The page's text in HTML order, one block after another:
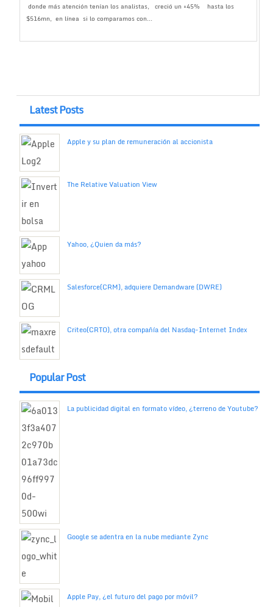
donde más atención tenían los analistas, creció un +45% hasta los
$516mn, en línea si lo comparamos con...
Latest Posts
Apple y su plan de remuneración al accionista
The Relative Valuation View
Yahoo, ¿Quien da más?
Salesforce(CRM), adquiere Demandware (DWRE)
Criteo(CRTO), otra compañía del Nasdaq-Internet Index
Popular Post
La publicidad digital en formato vídeo, ¿terreno de Youtube?
Google se adentra en la nube mediante Zync
Apple Pay, ¿el futuro del pago por móvil?